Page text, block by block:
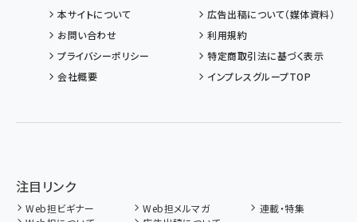
本サイトについて
広告出稿について（媒体資料）
お問い合わせ
利用規約
プライバシーポリシー
特定商取引法に基づく表示
会社概要
インプレスグループTOP
注目リンク
Web担ビギナー Web担メルマガ
連載・特集